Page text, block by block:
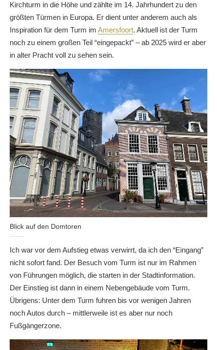
Kirchturm in die Höhe und zählte im 14. Jahrhundert zu den
größten Türmen in Europa. Er dient unter anderem auch als
Inspiration für dem Turm im Amersfoort. Aktuell ist der Turm
noch zu einem großen Teil “eingepackt” – ab 2025 wird er aber
in alter Pracht voll zu sehen sein.
Blick auf den Domtoren
Ich war vor dem Aufstieg etwas verwirrt, da ich den “Eingang”
nicht sofort fand. Der Besuch vom Turm ist nur im Rahmen
von Führungen möglich, die starten in der Stadtinformation.
Der Einstieg ist dann in einem Nebengebäude vom Turm.
Übrigens: Unter dem Turm fuhren bis vor wenigen Jahren
noch Autos durch – mittlerweile ist es aber nur noch
Fußgängerzone.